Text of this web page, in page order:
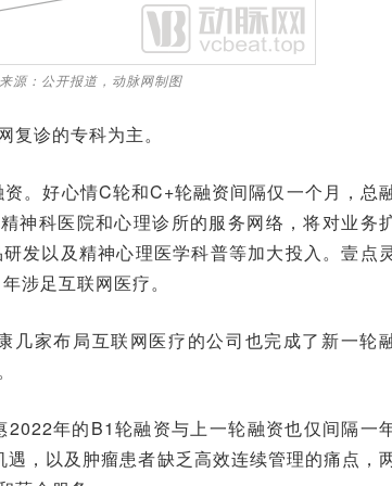
源：公开报道，动脉网制图
诊的专科为主。
。好心情C轮和C+轮融资间隔仅一个月，总
神科医院和心理诊所的服务网络，将对业务
发以及精神心理医学科普等加大投入。壹点灵
涉足互联网医疗。
几家布局互联网医疗的公司也完成了新一轮
年的B1轮融资与上一轮融资也仅间隔一
，以及肿瘤患者缺乏高效连续管理的痛点，